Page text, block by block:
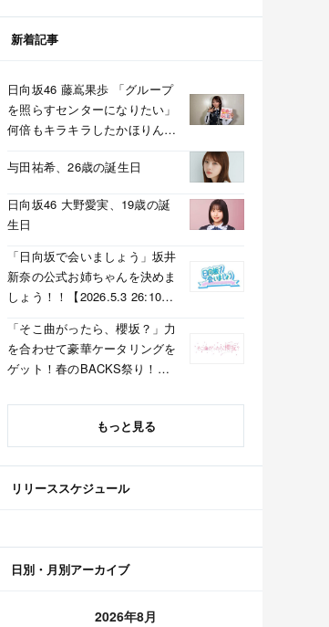
新着記事
日向坂46 藤嶌果歩 「グループ
を照らすセンターになりたい」
何倍もキラキラしたかほりんが
与田祐希、26歳の誕生日
日向坂46 大野愛実、19歳の誕
生日
「日向坂で会いましょう」坂井
新奈の公式お姉ちゃんを決めま
しょう！！【2026.5.3 26:10〜
「そこ曲がったら、櫻坂？」力
を合わせて豪華ケータリングを
ゲット！春のBACKS祭り！
京】
もっと見る
リリーススケジュール
日別・月別アーカイブ
2026年8月